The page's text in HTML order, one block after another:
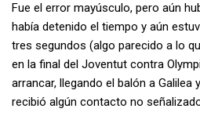
Fue el error mayúsculo, pero aún
había detenido el tiempo y aún
tres segundos (algo parecido a lo
en la final del Joventut contra
arrancar, llegando el balón a
recibió algún contacto no